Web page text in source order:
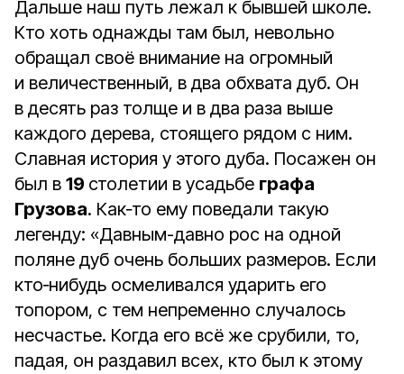
Дальше наш путь лежал к бывшей школе.
Кто хоть однажды там был, невольно
обращал своё внимание на огромный
и величественный, в два обхвата дуб. Он
в десять раз толще и в два раза выше
каждого дерева, стоящего рядом с ним.
Славная история у этого дуба. Посажен он
был в 19 столетии в усадьбе графа
Грузова. Как‑то ему поведали такую
легенду: «Давным-давно рос на одной
поляне дуб очень больших размеров. Если
кто‑нибудь осмеливался ударить его
топором, с тем непременно случалось
несчастье. Когда его всё же срубили, то,
падая, он раздавил всех, кто был к этому